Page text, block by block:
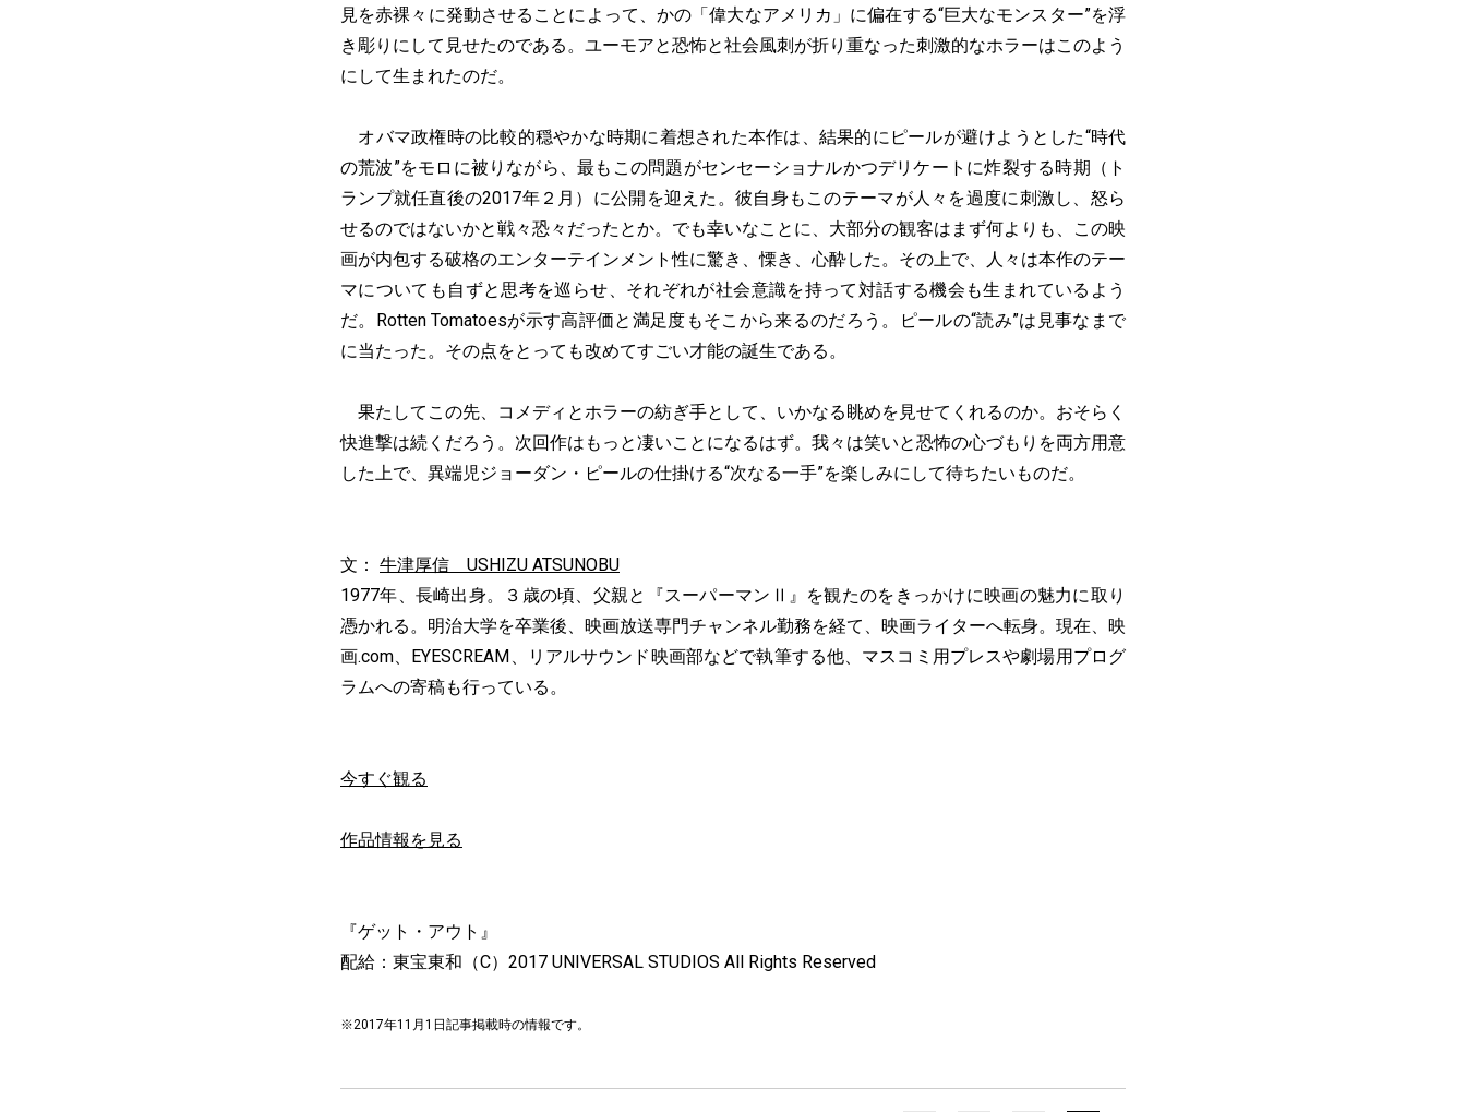
見を赤裸々に発動させることによって、かの「偉大なアメリカ」に偏在する“巨大なモンスター”を浮
き彫りにして見せたのである。ユーモアと恐怖と社会風刺が折り重なった刺激的なホラーはこのよう
にして生まれたのだ。
オバマ政権時の比較的穏やかな時期に着想された本作は、結果的にピールが避けようとした“時代
の荒波”をモロに被りながら、最もこの問題がセンセーショナルかつデリケートに炸裂する時期（ト
ランプ就任直後の2017年２月）に公開を迎えた。彼自身もこのテーマが人々を過度に刺激し、怒ら
せるのではないかと戦々恐々だったとか。でも幸いなことに、大部分の観客はまず何よりも、この映
画が内包する破格のエンターテインメント性に驚き、慄き、心酔した。その上で、人々は本作のテー
マについても自ずと思考を巡らせ、それぞれが社会意識を持って対話する機会も生まれているよう
だ。Rotten Tomatoesが示す高評価と満足度もそこから来るのだろう。ピールの“読み”は見事なまで
に当たった。その点をとっても改めてすごい才能の誕生である。
果たしてこの先、コメディとホラーの紡ぎ手として、いかなる眺めを見せてくれるのか。おそらく
快進撃は続くだろう。次回作はもっと凄いことになるはず。我々は笑いと恐怖の心づもりを両方用意
した上で、異端児ジョーダン・ピールの仕掛ける“次なる一手”を楽しみにして待ちたいものだ。
文： 牛津厚信 USHIZU ATSUNOBU
1977年、長崎出身。３歳の頃、父親と『スーパーマンⅡ』を観たのをきっかけに映画の魅力に取り
憑かれる。明治大学を卒業後、映画放送専門チャンネル勤務を経て、映画ライターへ転身。現在、映
画.com、EYESCREAM、リアルサウンド映画部などで執筆する他、マスコミ用プレスや劇場用プログ
ラムへの寄稿も行っている。
今すぐ観る
作品情報を見る
『ゲット・アウト』
配給：東宝東和（C）2017 UNIVERSAL STUDIOS All Rights Reserved
※2017年11月1日記事掲載時の情報です。